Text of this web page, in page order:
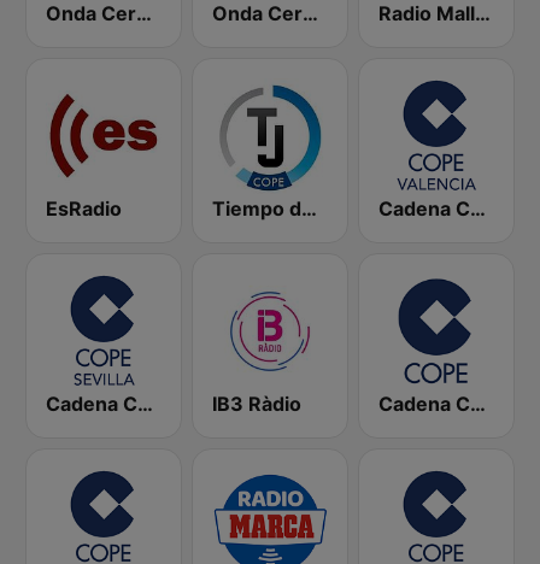
Onda Cero Mallorca Onda Cero Madrid Radio Mallorca SER
EsRadio Tiempo de Juego Cope Directo 2 Cadena COPE Valencia
Cadena COPE Sevilla IB3 Ràdio Cadena COPE